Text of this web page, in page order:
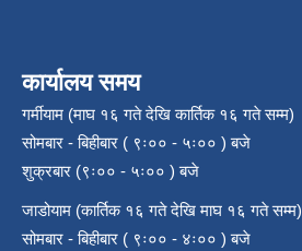
कार्यालय समय
गर्मीयाम (माघ १६ गते देखि कार्तिक १६ गते सम्म)
सोमबार - बिहीबार ( ९ः०० - ५ः०० ) बजे
शुक्रबार (९ः०० - ५ः०० ) बजे
जाडोयाम (कार्तिक १६ गते देखि माघ १६ गते सम्म)
सोमबार - बिहीबार ( ९ः०० - ४ः०० ) बजे